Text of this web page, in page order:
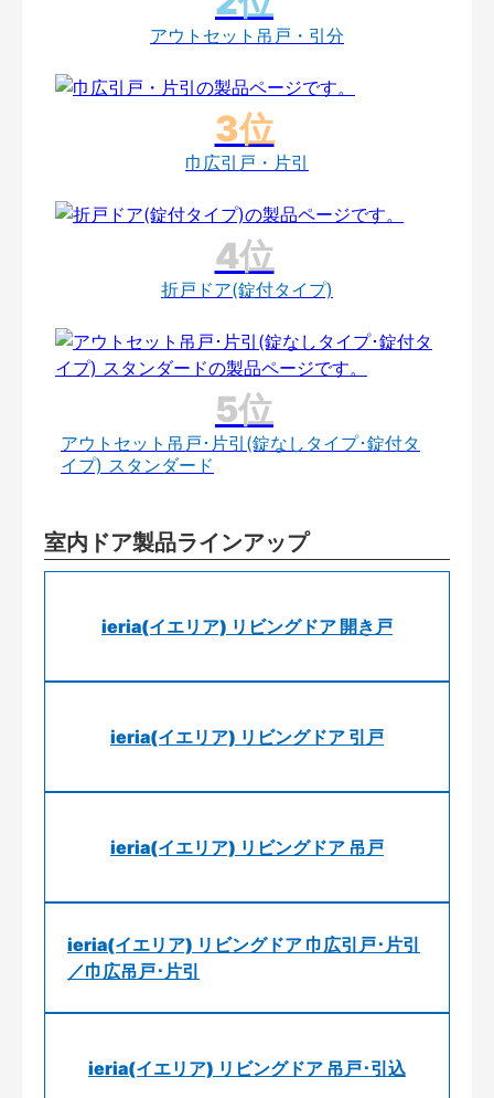
アウトセット吊戸・引分
巾広引戸・片引
折戸ドア(錠付タイプ)
アウトセット吊戸･片引(錠なしタイプ･錠付タ
イプ) スタンダード
室内ドア製品ラインアップ
ieria(イエリア) リビングドア 開き戸
ieria(イエリア) リビングドア 引戸
ieria(イエリア) リビングドア 吊戸
ieria(イエリア) リビングドア 巾広引戸･片引
／巾広吊戸･片引
ieria(イエリア) リビングドア 吊戸･引込